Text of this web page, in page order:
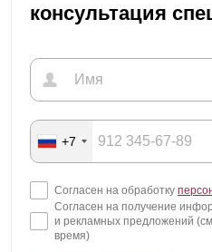
консультация
+7
Согласен на обработку
Согласен на получение
и рекламных предложений
время)